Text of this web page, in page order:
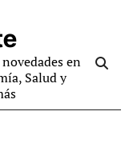
en
Salud y